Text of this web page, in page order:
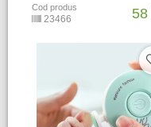
Cod produs
23466 58